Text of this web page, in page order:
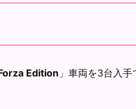
Edition 」車両を3台入手